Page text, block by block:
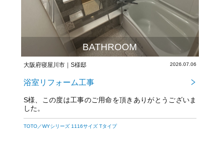
BATHROOM
大阪府寝屋川市｜S様邸 2026.07.06
浴室リフォーム工事
S様、この度は工事のご用命を頂きありがとうございま
した。
TOTO／WYシリーズ 1116サイズ Tタイプ